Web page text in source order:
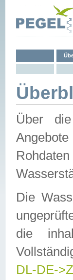
Über die
Die
die
DL-DE-